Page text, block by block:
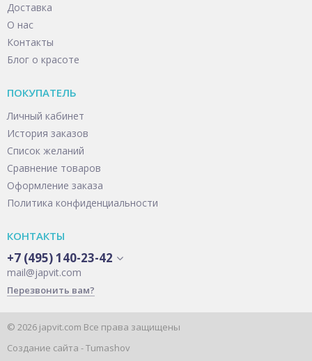
Доставка
О нас
Контакты
Блог о красоте
ПОКУПАТЕЛЬ
Личный кабинет
История заказов
Список желаний
Сравнение товаров
Оформление заказа
Политика конфиденциальности
КОНТАКТЫ
+7 (495) 140-23-42
mail@japvit.com
Перезвонить вам?
© 2026 japvit.com Все права защищены
Создание сайта -Tumashov